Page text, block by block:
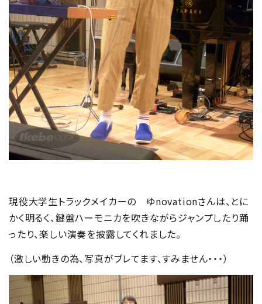
現役大学生トラックメイカーの ゆnovationさんは、とに
かく明るく、鍵盤ハーモニカを吹きながらジャンプしたり踊
ったり、楽しい演奏を披露してくれました。
（激しい動きの為、写真がブレてます、すみません・・・）